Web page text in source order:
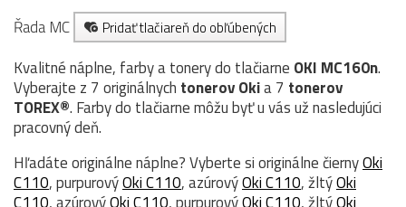
Řada MC Pridať tlačiareň do obľúbených
Kvalitné náplne, farby a tonery do tlačiarne OKI MC160n.
Vyberajte z 7 originálnych tonerovOkia 7 tonerov
TOREX®. Farby do tlačiarne môžu byť u vás už nasledujúci
pracovný deň.
Hľadáte originálne náplne? Vyberte si originálne čiernyOki
C110, purpurovýOki C110, azúrovýOki C110, žltýOki
C110, azúrovýOki C110, purpurovýOki C110, žltýOki